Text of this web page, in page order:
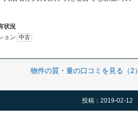
状況
ョン 中古
物件の質・量の口コミを見る（2）
投稿：2019-02-12